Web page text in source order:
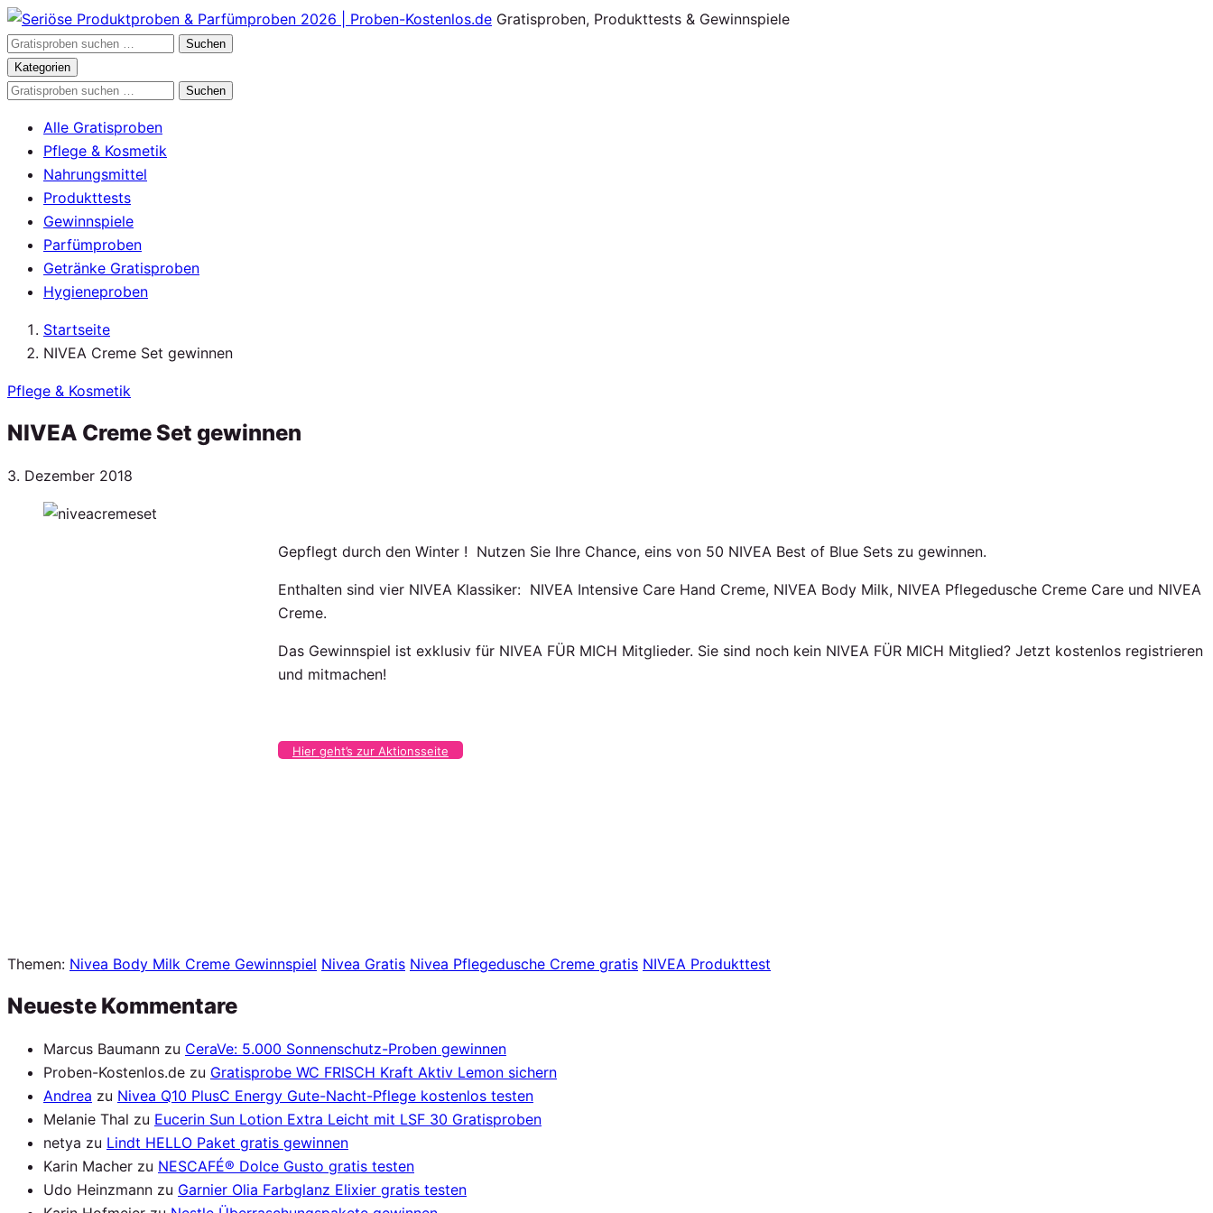
Zum
Inhalt
springen
Gratisproben, Produkttests & Gewinnspiele
Gratisproben
durchsuchen
Suchen
Kategorien
Gratisproben
Suchen
Alle Gratisproben
Pflege & Kosmetik
Nahrungsmittel
Produkttests
Gewinnspiele
Parfümproben
Getränke Gratisproben
Hygieneproben
Startseite
NIVEA Creme Set gewinnen
Pflege & Kosmetik
NIVEA Creme Set gewinnen
Veröffentlicht
3. Dezember 2018
Gepflegt durch den Winter ! Nutzen Sie Ihre Chance, eins von 50 NIVEA Best of Blue Sets zu gewinnen.
Enthalten sind vier NIVEA Klassiker: NIVEA Intensive Care Hand Creme, NIVEA Body Milk, NIVEA Pflegedusche Creme Care und NIVEA
Creme.
Das Gewinnspiel ist exklusiv für NIVEA FÜR MICH Mitglieder. Sie sind noch kein NIVEA FÜR MICH Mitglied? Jetzt kostenlos registrieren
und mitmachen!
Hier geht’s zur Aktionsseite
Themen: Nivea Body Milk Creme Gewinnspiel Nivea Gratis Nivea Pflegedusche Creme gratis NIVEA Produkttest
Neueste Kommentare
Marcus Baumann zu CeraVe: 5.000 Sonnenschutz-Proben gewinnen
Proben-Kostenlos.de zu Gratisprobe WC FRISCH Kraft Aktiv Lemon sichern
Andrea zu Nivea Q10 PlusC Energy Gute-Nacht-Pflege kostenlos testen
Melanie Thal zu Eucerin Sun Lotion Extra Leicht mit LSF 30 Gratisproben
netya zu Lindt HELLO Paket gratis gewinnen
Karin Macher zu NESCAFÉ® Dolce Gusto gratis testen
Udo Heinzmann zu Garnier Olia Farbglanz Elixier gratis testen